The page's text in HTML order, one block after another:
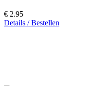
€ 2.95
Details / Bestellen